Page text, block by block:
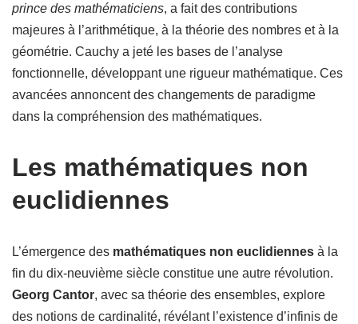
prince des mathématiciens, a fait des contributions
majeures à l’arithmétique, à la théorie des nombres et à la
géométrie. Cauchy a jeté les bases de l’analyse
fonctionnelle, développant une rigueur mathématique. Ces
avancées annoncent des changements de paradigme
dans la compréhension des mathématiques.
Les mathématiques non
euclidiennes
L’émergence des mathématiques non euclidiennes à la
fin du dix-neuvième siècle constitue une autre révolution.
Georg Cantor, avec sa théorie des ensembles, explore
des notions de cardinalité, révélant l’existence d’infinis de